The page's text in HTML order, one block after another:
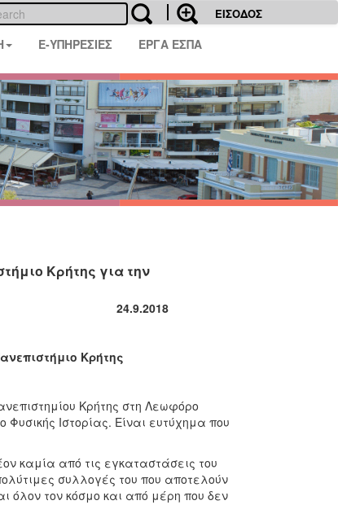
ΕΙΣΟΔΟΣ
E-ΥΠΗΡΕΣΙΕΣ ΕΡΓΑ ΕΣΠΑ
Κρήτης για την
24.9.2018
Κρήτης
Κρήτης στη Λεωφόρο
Ιστορίας. Είναι ευτύχημα που
καμία από τις εγκαταστάσεις του
συλλογές του που αποτελούν
όλον τον κόσμο και από μέρη που δεν